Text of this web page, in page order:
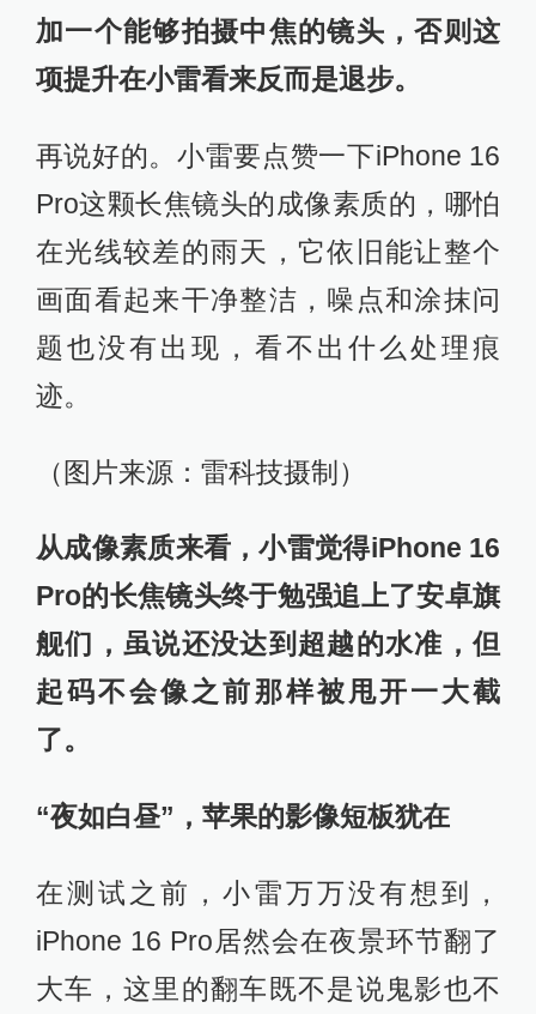
加一个能够拍摄中焦的镜头，否则这
项提升在小雷看来反而是退步。
再说好的。小雷要点赞一下iPhone 16
Pro这颗长焦镜头的成像素质的，哪怕
在光线较差的雨天，它依旧能让整个
画面看起来干净整洁，噪点和涂抹问
题也没有出现，看不出什么处理痕
迹。